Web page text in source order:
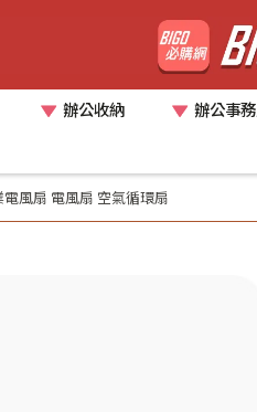
辦公收納 辦公事
電風扇 電風扇 空氣循環扇